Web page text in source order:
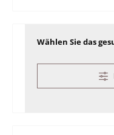
Wählen Sie das